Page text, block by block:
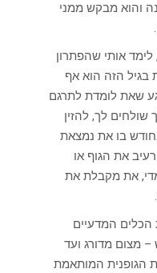
והוא מבקש ממני
לימד אותי שהפתרון
בגיל הזה הוא אף
שאת לומדת לתרגם
שולחים לך, להזין
בו את נמצאת
את הגוף או
את מקבלת את
הכלים המדעיים
– מצום מדורג ועד
הגופנית המותאמת